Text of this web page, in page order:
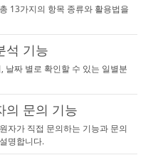
13가지의 항목 종류와 활용법을
석 기능
날짜 별로 확인할 수 있는 일별분
의 문의 기능
자가 직접 문의하는 기능과 문의
명합니다.